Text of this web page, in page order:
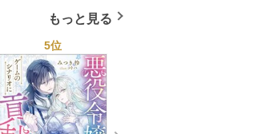
もっと見る
5位